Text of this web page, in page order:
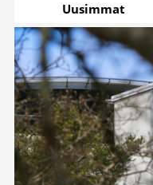
Uusimmat